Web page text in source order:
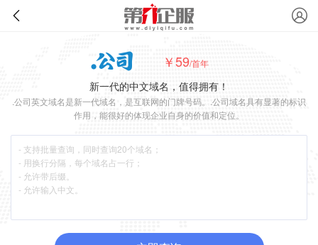
￥59/首年
新一代的中文域名，值得拥有！
.公司英文域名是新一代域名，是互联网的门牌号码。.公司域名具有显著的标识
作用，能很好的体现企业自身的价值和定位。